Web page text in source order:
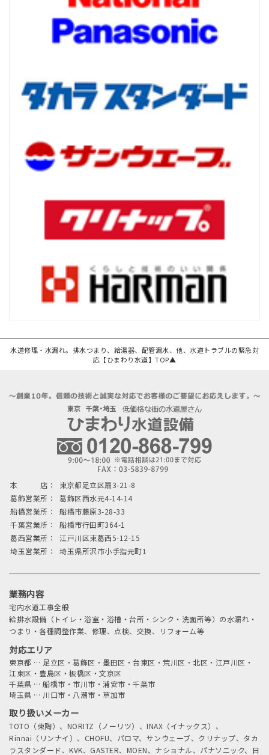
水道修理・水漏れ。排水つまり、給湯器、配管漏水、他、水道トラブルの緊急対
応【ひまわり水道】TOP▲
本 店：
東京都足立区扇3-21-8
葛飾営業所：
葛飾区西水元4-14-14
船橋営業所：
船橋市藤原3-28-33
千葉営業所：
船橋市行田町364-1
葛西営業所：
江戸川区東葛西5-12-15
埼玉営業所：
埼玉県所沢市小手指元町1
業務内容
宅内水道工事全般
給排水設備（トイレ・浴室・浴槽・台所・シンク・洗面所等）の水漏れ・
つまり・各種調整作業、修理、点検、交換、リフォーム等
対応エリア
東京都 … 足立区・葛飾区・墨田区・台東区・荒川区・北区・江戸川区・
江東区・豊島区・板橋区・文京区
千葉県 … 船橋市・市川市・浦安市・千葉市
埼玉県 … 川口市・八潮市・草加市
取り扱いメーカー
TOTO（東陶）、NORITZ（ノーリツ）、INAX（イナックス）、
Rinnai（リンナイ）、CHOFU、パロマ、サンウェーブ、クリナップ、タカ
ラスタンダード、KVK、GASTER、MOEN、ナショナル、パナソニック、日